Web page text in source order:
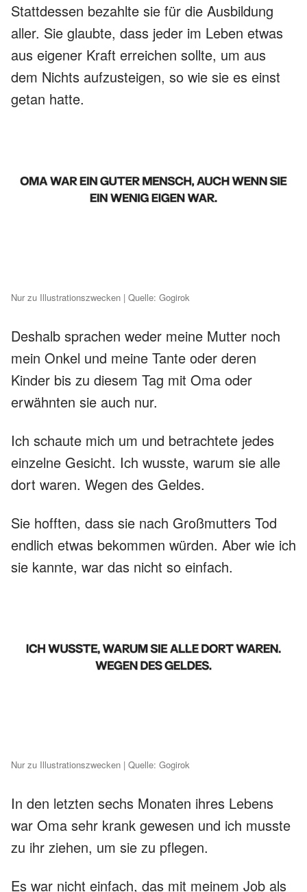
Stattdessen bezahlte sie für die Ausbildung
aller. Sie glaubte, dass jeder im Leben etwas
aus eigener Kraft erreichen sollte, um aus
dem Nichts aufzusteigen, so wie sie es einst
getan hatte.
Nur zu Illustrationszwecken | Quelle: Gogirok
Deshalb sprachen weder meine Mutter noch
mein Onkel und meine Tante oder deren
Kinder bis zu diesem Tag mit Oma oder
erwähnten sie auch nur.
Ich schaute mich um und betrachtete jedes
einzelne Gesicht. Ich wusste, warum sie alle
dort waren. Wegen des Geldes.
Sie hofften, dass sie nach Großmutters Tod
endlich etwas bekommen würden. Aber wie ich
sie kannte, war das nicht so einfach.
Nur zu Illustrationszwecken | Quelle: Gogirok
In den letzten sechs Monaten ihres Lebens
war Oma sehr krank gewesen und ich musste
zu ihr ziehen, um sie zu pflegen.
Es war nicht einfach, das mit meinem Job als